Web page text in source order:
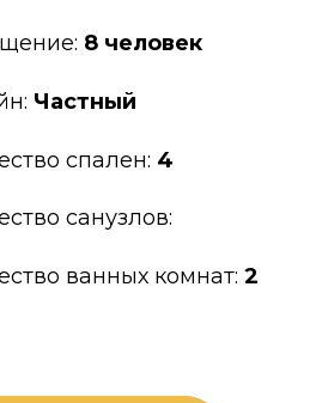
8 человек
Частный
спален: 4
санузлов:
ванных комнат: 2